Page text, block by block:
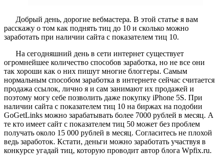
Добрый день, дорогие вебмастера. В этой статье я вам
расскажу о том как поднять тиц до 10 и сколько можно
заработать при наличии сайта с показателем тиц 10.
На сегодняшний день в сети интернет существует
огромнейшее количество способов заработка, но не все они
так хороши как о них пишут многие блоггеры. Самым
нормальным способом заработка в интернете сейчас считается
продажа ссылок, лично я и сам занимают их продажей и
поэтому могу себе позволить даже покупку iPhone 5S. При
наличии сайта с показателем тиц 10 на биржах на подобии
GoGetLinks можно зарабатывать более 7000 рублей в месяц. А
те кто имеет сайт с показателем тиц 50 может без проблем
получать около 15 000 рублей в месяц. Согласитесь не плохой
ведь заработок. Кстати, деньги можно заработать участвуя в
конкурсе угадай тиц, которую проводит автор блога Wpfix.ru.